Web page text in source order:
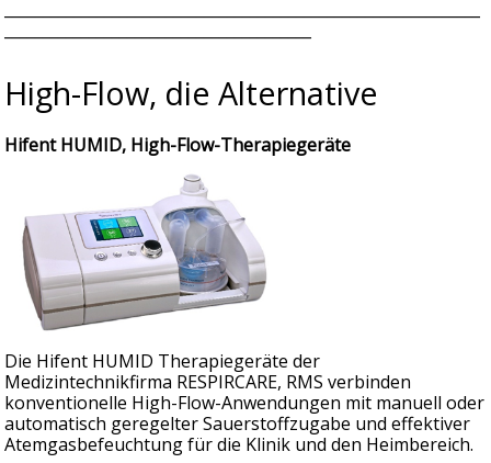
High-Flow, die Alternative
Hifent HUMID, High-Flow-Therapiegeräte
Die Hifent HUMID Therapiegeräte der
Medizintechnikfirma RESPIRCARE, RMS verbinden
konventionelle High-Flow-Anwendungen mit manuell oder
automatisch geregelter Sauerstoffzugabe und effektiver
Atemgasbefeuchtung für die Klinik und den Heimbereich.